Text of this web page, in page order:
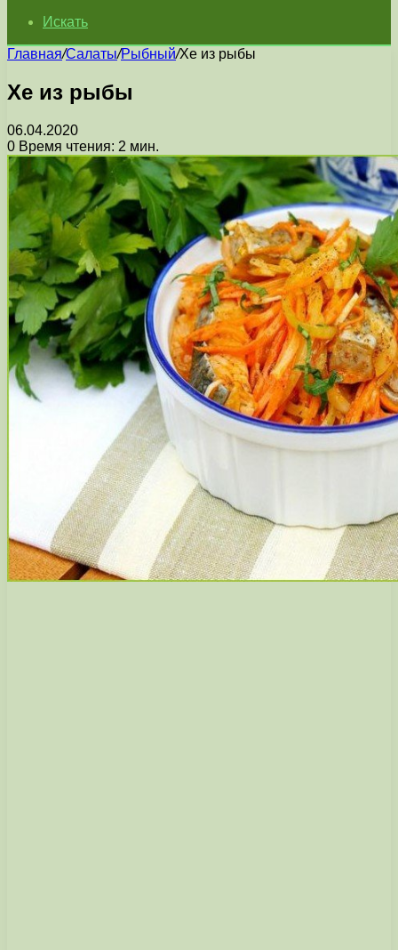
Искать
Главная/Салаты/Рыбный/Хе из рыбы
Хе из рыбы
06.04.2020
0 Время чтения: 2 мин.